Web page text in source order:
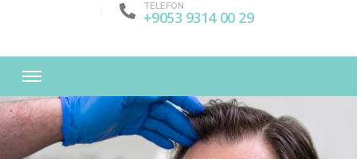
TELEFON
+9053 9314 00 29